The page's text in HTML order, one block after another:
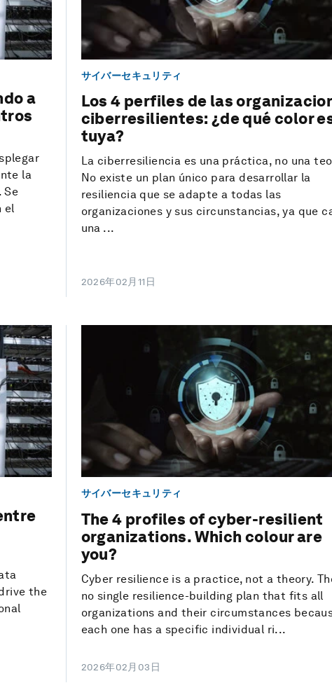
a
la
Se
el
サイバーセキュリティ
Los 4 perfiles de las
ciberresilientes: ¿de qué color
tuya?
La ciberresiliencia es una práctica, no una
No existe un plan único para desarrollar la
resiliencia que se adapte a todas las
organizaciones y sus circunstancias, ya que
una ...
2026年02月11日
the
サイバーセキュリティ
The 4 profiles of cyber-resilient
organizations. Which colour are
you?
Cyber resilience is a practice, not a theory.
no single resilience-building plan that fits all
organizations and their circumstances
each one has a specific individual ri...
2026年02月03日